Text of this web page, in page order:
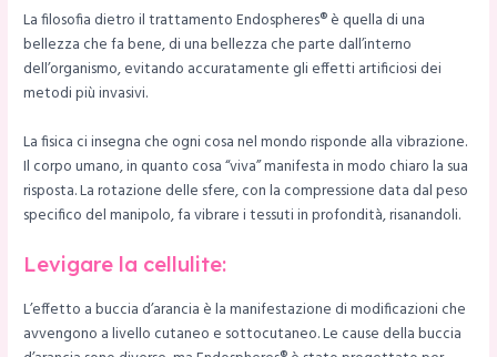
La filosofia dietro il trattamento Endospheres® è quella di una
bellezza che fa bene, di una bellezza che parte dall’interno
dell’organismo, evitando accuratamente gli effetti artificiosi dei
metodi più invasivi.
La fisica ci insegna che ogni cosa nel mondo risponde alla vibrazione.
Il corpo umano, in quanto cosa “viva” manifesta in modo chiaro la sua
risposta. La rotazione delle sfere, con la compressione data dal peso
specifico del manipolo, fa vibrare i tessuti in profondità, risanandoli.
Levigare la cellulite:
L’effetto a buccia d’arancia è la manifestazione di modificazioni che
avvengono a livello cutaneo e sottocutaneo. Le cause della buccia